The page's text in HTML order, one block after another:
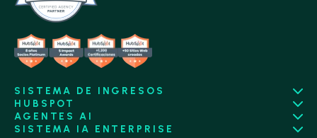
SISTEMA DE INGRESOS
HUBSPOT
AGENTES AI
SISTEMA IA ENTERPRISE